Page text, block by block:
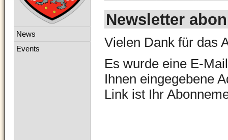
Newsletter
Vielen Dank für das
Es wurde eine E-
Ihnen eingegebene
Link ist Ihr
Navigation
News
Events